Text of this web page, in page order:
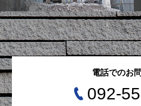
電話でのお
092-